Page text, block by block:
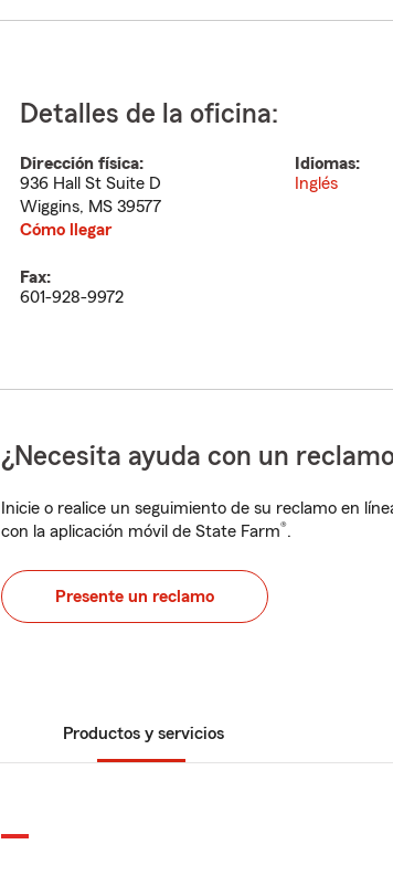
Detalles de la oficina:
Dirección física:
936 Hall St Suite D
Wiggins, MS 39577
Cómo llegar
Idiomas:
Inglés
Fax:
601-928-9972
¿Necesita ayuda con un
Inicie o realice un seguimiento de su reclamo en
con la aplicación móvil de State Farm®.
Presente un reclamo
Productos y servicios